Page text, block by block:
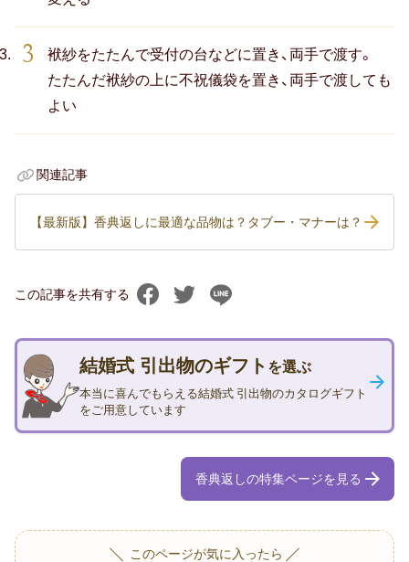
袱紗をたたんで受付の台などに置き、両手で渡す。
たたんだ袱紗の上に不祝儀袋を置き、両手で渡しても
よい
関連記事
【最新版】香典返しに最適な品物は？タブー・マナーは？
この記事を共有する
結婚式 引出物のギフト を選ぶ
本当に喜んでもらえる結婚式 引出物のカタログギフト
をご用意しています
香典返しの特集ページを見る
このページが気に入ったら